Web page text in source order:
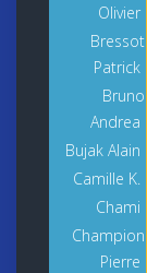
Olivier
Bressot
Patrick
Bruno
Andrea
Bujak Alain
Camille K.
Chami
Champion
Pierre